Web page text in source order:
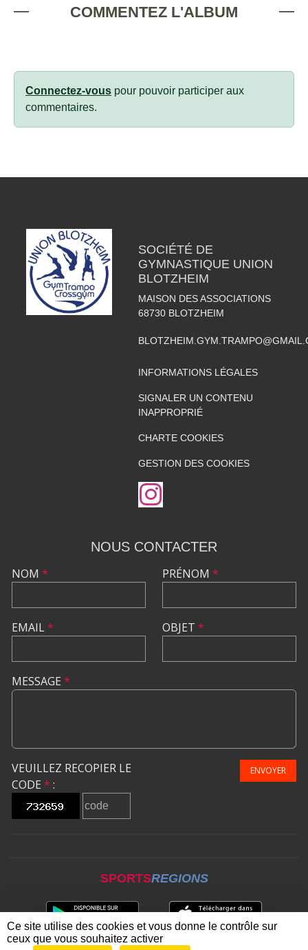
COMMENTEZ L'ALBUM
Connectez-vous pour pouvoir participer aux
commentaires.
SOCIÉTÉ DE
GYMNASTIQUE UNION
BLOTZHEIM
MAISON DES ASSOCIATIONS
68730 BLOTZHEIM
INFORMATIONS LÉGALES
SIGNALER UN CONTENU
INAPPROPRIÉ
CHARTE COOKIES
GESTION DES COOKIES
NOUS CONTACTER
NOM *
EMAIL*
PRÉNOM *
OBJET *
MESSAGE *
VEUILLEZ RECOPIER LE
CODE * :
ENVOYER
SPORTSREGIONS
Ce site utilise des cookies et vous donne le contrôle sur
ceux que vous souhaitez activer